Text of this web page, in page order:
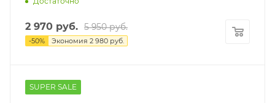
2 970 руб. 5 950руб.
-50% Экономия 2 980 руб.
SUPER SALE